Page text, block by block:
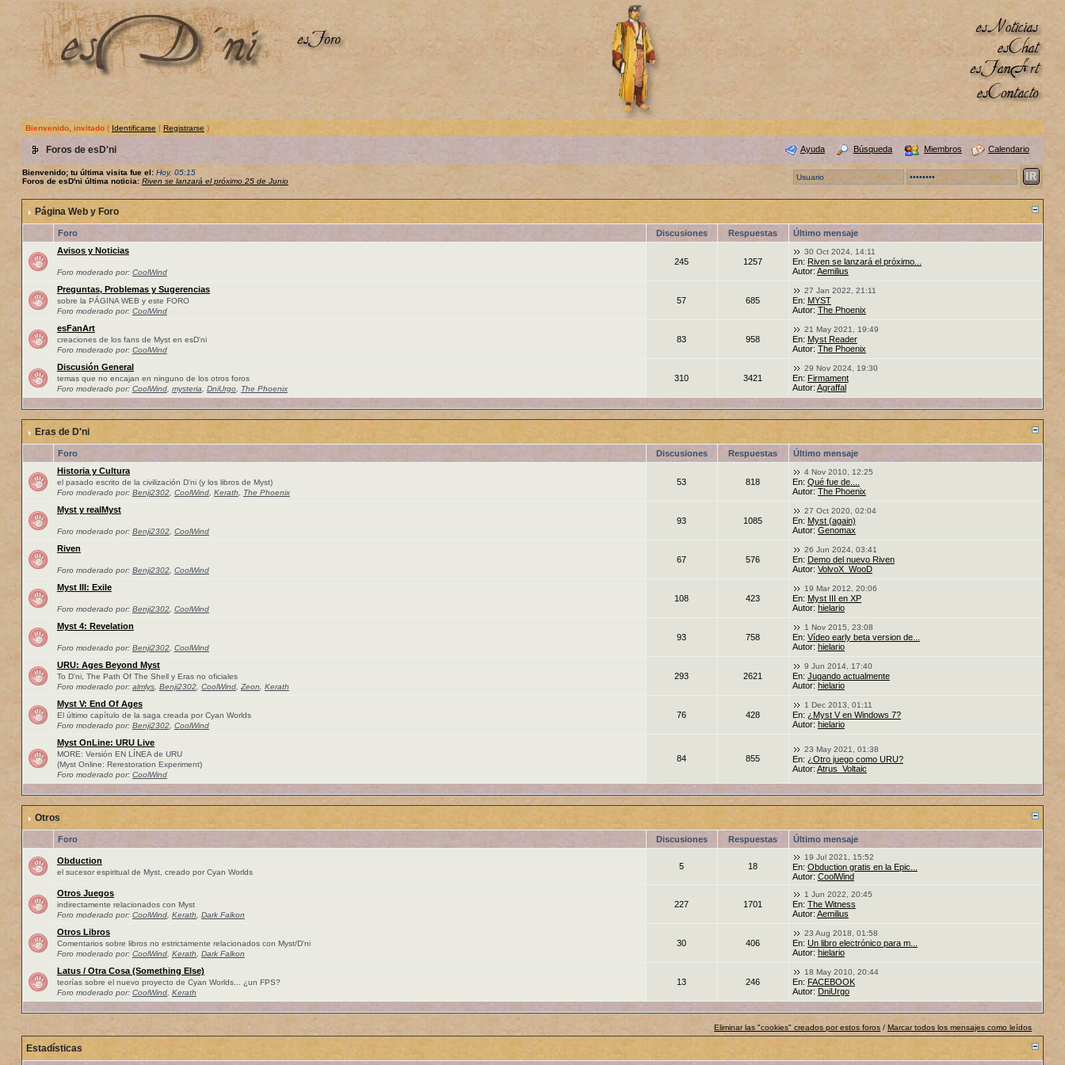
Bienvenido, invitado( Identificarse | Registrarse )
Foros de esD'ni Ayuda Búsqueda Miembros Calendario
Bienvenido; tu última visita fue el: Hoy, 05:15
Foros de esD'ni última noticia: Riven se lanzará el próximo 25 de Junio
Página Web y Foro
Foro Discusiones Respuestas
Último mensaje
Avisos y Noticias
Foro moderado por: CoolWind
245 1257
30 Oct 2024, 14:11
En: Riven se lanzará el próximo...
Autor: Aemilius
Preguntas, Problemas y Sugerencias
sobre la PÁGINA WEB y este FORO
Foro moderado por: CoolWind
57 685
27 Jan 2022, 21:11
En: MYST
Autor: The Phoenix
esFanArt
creaciones de los fans de Myst en esD'ni
Foro moderado por: CoolWind
83 958
21 May 2021, 19:49
En: Myst Reader
Autor: The Phoenix
Discusión General
temas que no encajan en ninguno de los otros foros
Foro moderado por: CoolWind, mysteria DniUrgo, The Phoenix
310 3421
29 Nov 2024, 19:30
En: Firmament
Autor: Agraffal
Eras de D'ni
Foro Discusiones Respuestas
Último mensaje
Historia y Cultura
el pasado escrito de la civilización D'ni (y los libros de Myst)
Foro moderado por: Benji2302, CoolWind, Kerath The Phoenix
53 818
4 Nov 2010, 12:25
En: Qué fue de....
Autor: The Phoenix
Myst y realMyst
Foro moderado por: Benji2302, CoolWind
93 1085
27 Oct 2020, 02:04
En: Myst (again)
Autor: Genomax
Riven
Foro moderado por: Benji2302, CoolWind
67 576
26 Jun 2024, 03:41
En: Demo del nuevo Riven
Autor: VolvoX_WooD
Myst III: Exile
Foro moderado por: Benji2302, CoolWind
108 423
19 Mar 2012, 20:06
En: Myst III en XP
Autor: hielario
Myst 4: Revelation
Foro moderado por: Benji2302, CoolWind
93 758
1 Nov 2015, 23:08
En: Vídeo early beta version de...
Autor: hielario
URU: Ages Beyond Myst
To D'ni, The Path Of The Shell y Eras no oficiales
Foro moderado por: almlys, Benji2302, CoolWind, Zeon Kerath
293 2621
9 Jun 2014, 17:40
En: Jugando actualmente
Autor: hielario
Myst V: End Of Ages
El último capítulo de la saga creada por Cyan Worlds
Foro moderado por: Benji2302, CoolWind
76 428
1 Dec 2013, 01:11
En: ¿Myst V en Windows 7?
Autor: hielario
Myst OnLine: URU Live
MORE: Versión EN LÍNEA de URU
(Myst Online: Rerestoration Experiment)
Foro moderado por: CoolWind
84 855
23 May 2021, 01:38
En: ¿Otro juego como URU?
Autor: Atrus_Voltaic
Otros
Foro Discusiones Respuestas Último mensaje
Obduction
el sucesor espiritual de Myst, creado por Cyan Worlds
5 18
19 Jul 2021, 15:52
En: Obduction gratis en la Epic...
Autor: CoolWind
Otros Juegos
indirectamente relacionados con Myst
Foro moderado por: CoolWind, Kerath Dark Falkon
227 1701
1 Jun 2022, 20:45
En: The Witness
Autor: Aemilius
Otros Libros
Comentarios sobre libros no estrictamente relacionados con Myst/D'ni
Foro moderado por: CoolWind, Kerath Dark Falkon
30 406
23 Aug 2018, 01:58
En: Un libro electrónico para m...
Autor: hielario
Latus / Otra Cosa (Something Else)
teorías sobre el nuevo proyecto de Cyan Worlds... ¿un FPS?
Foro moderado por: CoolWind, Kerath
13 246
18 May 2010, 20:44
En: FACEBOOK
Autor: DniUrgo
Eliminar las "cookies" creados por estos foros /Marcar todos los mensajes como leídos
Estadísticas